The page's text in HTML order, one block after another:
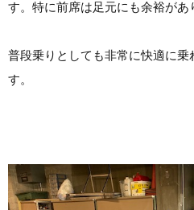
す。特に前席は足元にも余裕があ
普段乗りとしても非常に快適に乗
す。